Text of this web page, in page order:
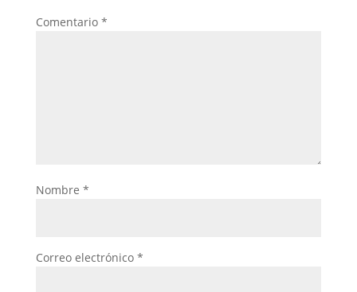
Comentario *
Nombre *
Correo electrónico *